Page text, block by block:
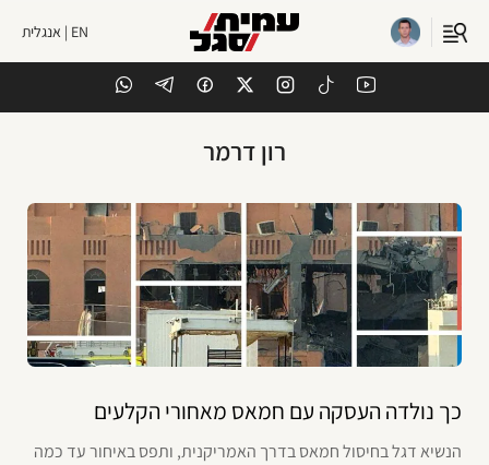
EN | אנגלית
רון דרמר
כך נולדה העסקה עם חמאס מאחורי הקלעים
הנשיא דגל בחיסול חמאס בדרך האמריקנית, ותפס באיחור עד כמה